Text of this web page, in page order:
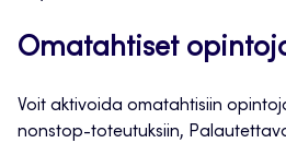
Omatahtiset
Voit aktivoida omatahtisiin
nonstop-toteutuksiin,